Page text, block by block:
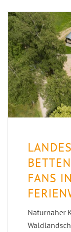
ANS IN
Naturnaher